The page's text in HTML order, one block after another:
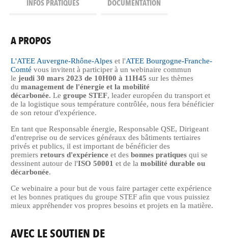
INFOS PRATIQUES DOCUMENTATION
A PROPOS
L'ATEE Auvergne-Rhône-Alpes et l'ATEE Bourgogne-Franche-
Comté vous invitent à participer à un webinaire commun
lejeudi 30 mars 2023 de 10H00 à 11H45sur les thèmes
du management de l'énergie et la mobilité
décarbonée. Legroupe STEF, leader européen du transport et
de la logistique sous température contrôlée, nous fera bénéficier
de son retour d'expérience.
En tant que Responsable énergie, Responsable QSE, Dirigeant
d'entreprise ou de services généraux des bâtiments tertiaires
privés et publics, il est important de bénéficier des
premiersretours d'expérience et desbonnes pratiques qui se
dessinent autour de l'ISO 50001 et de lamobilité durable ou
décarbonée.
Ce webinaire a pour but de vous faire partager cette expérience
et les bonnes pratiques du groupe STEF afin que vous puissiez
mieux appréhender vos propres besoins et projets en la matière.
AVEC LE SOUTIEN DE